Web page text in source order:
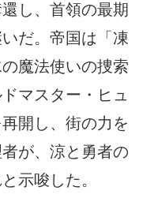
し、首領の最期
だ。帝国は「凍
魔法使いの捜索
マスター・ヒュ
開し、街の力を
が、涼と勇者の
示唆した。